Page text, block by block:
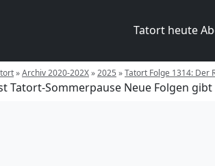
Tatort heute
»Archiv 2020-202X»2025 »Tatort Folge 1314: Der
Tatort-Sommerpause Neue Folgen gibt